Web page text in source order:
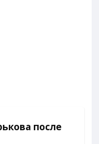
после